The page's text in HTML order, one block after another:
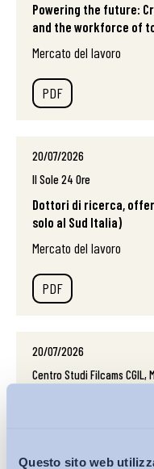
Questo sito web
Powering the future:
and the workforce of
Mercato del lavoro
PDF
20/07/2026
Il Sole 24 Ore
Dottori di ricerca,
solo al Sud Italia)
Mercato del lavoro
PDF
20/07/2026
Centro Studi Filcams CGIL,